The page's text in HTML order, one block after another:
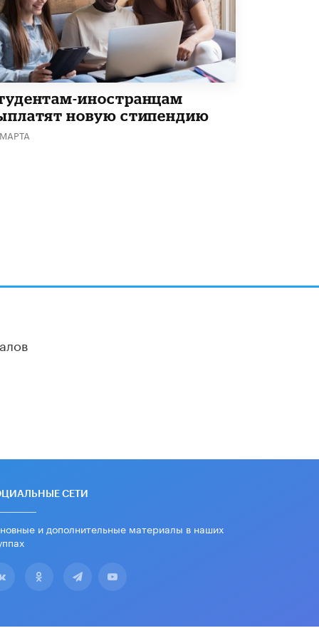
4 ИЮНЯ /КАЧЕСТВО ОБРАЗОВАНИЯ
В Общественной палате предложили
шить школьную форму с учетом
национальных традиций регионов
4 ИЮНЯ /ШКОЛЬНИКИ
В Госдуме предложили ввести онлайн-
формат для апелляций ЕГЭ
3 ИЮНЯ /ЕГЭ И ОГЭ
ChatGPT отучит школьников думать
иностранцам
новую стипендию
СЕТИ
и дополнительные материалы в наших